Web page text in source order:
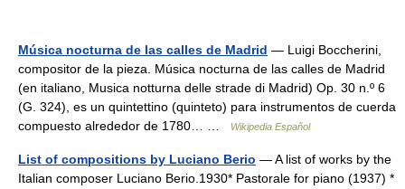
Música nocturna de las calles de Madrid — Luigi Boccherini,
compositor de la pieza. Música nocturna de las calles de Madrid
(en italiano, Musica notturna delle strade di Madrid) Op. 30 n.º 6
(G. 324), es un quintettino (quinteto) para instrumentos de cuerda
compuesto alrededor de 1780… …
Wikipedia Español
List of compositions by Luciano Berio — A list of works by the
Italian composer Luciano Berio.1930* Pastorale for piano (1937) *